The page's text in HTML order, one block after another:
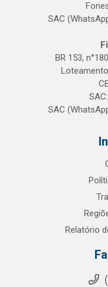
SAC
BR 153,
SAC
Relatório